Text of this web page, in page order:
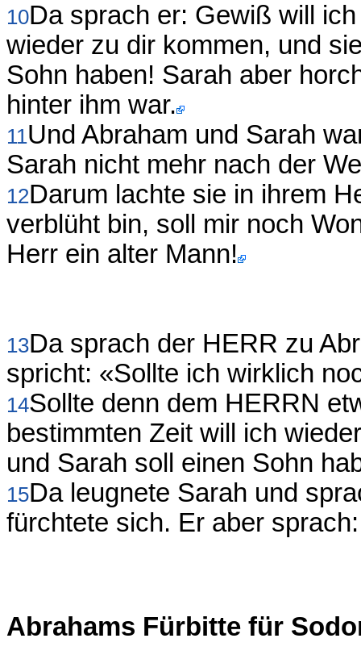
10Da sprach er: Gewiß will
wieder zu dir kommen, und
Sohn haben! Sarah aber
hinter ihm war.
11Und Abraham und Sarah
Sarah nicht mehr nach der
12Darum lachte sie in ihrem
verblüht bin, soll mir noch
Herr ein alter Mann!
13Da sprach der HERR zu
spricht: «Sollte ich wirklich
14Sollte denn dem HERRN
bestimmten Zeit will ich
und Sarah soll einen Sohn
15Da leugnete Sarah und
fürchtete sich. Er aber
Abrahams Fürbitte für